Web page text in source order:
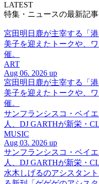
LATEST
特集・ニュースの最新記事
宮田明日鹿が主宰する「
美子を迎えたトークや、
催。
ART
Aug 06. 2026 up
宮田明日鹿が主宰する「
美子を迎えたトークや、
催。
サンフランシスコ・ベイ
人、DJ GARTHが新栄・
MUSIC
Aug 03. 2026 up
サンフランシスコ・ベイ
人、DJ GARTHが新栄・
水木しげるのアシスタン